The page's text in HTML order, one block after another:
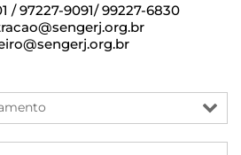
/ 97227-9091/ 99227-6830